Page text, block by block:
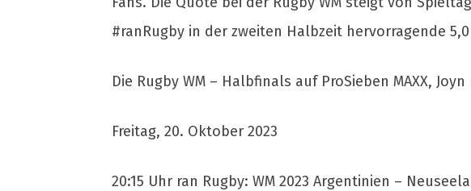
#ranRugby in der zweiten Halbzeit hervorragende
Die Rugby WM – Halbfinals auf ProSieben MAXX,
Freitag, 20. Oktober 2023
20:15 Uhr ran Rugby: WM 2023 Argentinien –